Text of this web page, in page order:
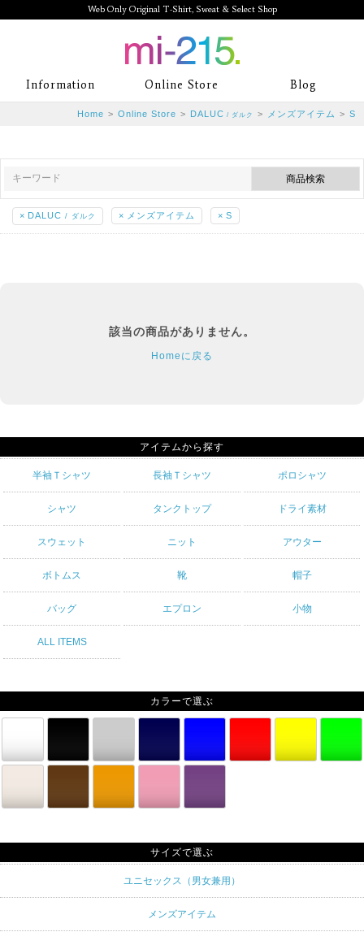
Web Only Original T-Shirt, Sweat & Select Shop
mi-215. Web Only Original T-Shirt,
Sweat & Select Shop mi-215. Tシャ
ランド専門通販
Information Online Store Blog
Home > Online Store > DALUC / ダルク > メンズアイテム > S
× DALUC / ダルク × メンズアイテム × S
該当の商品がありません。
Homeに戻る
アイテムから探す
半袖Ｔシャツ 長袖Ｔシャツ ポロシャツ
シャツ タンクトップ ドライ素材
スウェット ニット アウター
ボトムス 靴 帽子
バッグ エプロン 小物
ALL ITEMS
カラーで選ぶ
サイズで選ぶ
ユニセックス（男女兼用）
メンズアイテム